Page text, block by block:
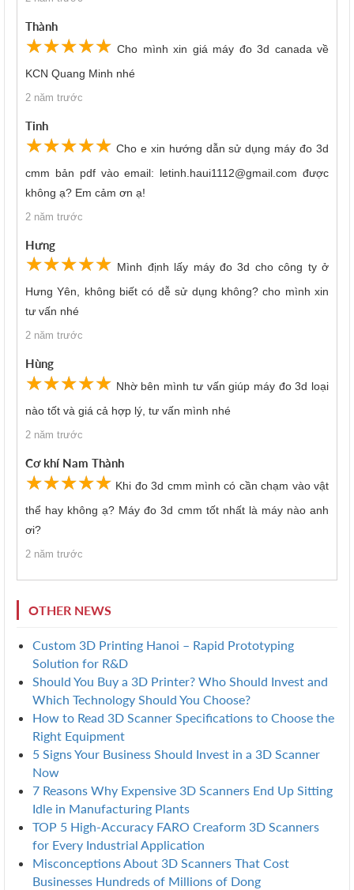
Thành
☆☆☆☆☆
★★★★★ Cho mình xin giá máy đo 3d canada về
KCN Quang Minh nhé
2 năm trước
Tinh
☆☆☆☆☆
★★★★★ Cho e xin hướng dẫn sử dụng máy đo 3d
cmm bản pdf vào email: letinh.haui1112@gmail.com được
không ạ? Em cảm ơn ạ!
2 năm trước
Hưng
☆☆☆☆☆
★★★★★ Mình định lấy máy đo 3d cho công ty ở
Hưng Yên, không biết có dễ sử dụng không? cho mình xin
tư vấn nhé
2 năm trước
Hùng
☆☆☆☆☆
★★★★★ Nhờ bên mình tư vấn giúp máy đo 3d loại
nào tốt và giá cả hợp lý, tư vấn mình nhé
2 năm trước
Cơ khí Nam Thành
☆☆☆☆☆
★★★★★ Khi đo 3d cmm mình có cần chạm vào vật
thể hay không ạ? Máy đo 3d cmm tốt nhất là máy nào anh
ơi?
2 năm trước
OTHER NEWS
Custom 3D Printing Hanoi – Rapid Prototyping
Solution for R&D
Should You Buy a 3D Printer? Who Should Invest and
Which Technology Should You Choose?
How to Read 3D Scanner Specifications to Choose the
Right Equipment
5 Signs Your Business Should Invest in a 3D Scanner
Now
7 Reasons Why Expensive 3D Scanners End Up Sitting
Idle in Manufacturing Plants
TOP 5 High-Accuracy FARO Creaform 3D Scanners
for Every Industrial Application
Misconceptions About 3D Scanners That Cost
Businesses Hundreds of Millions of Dong